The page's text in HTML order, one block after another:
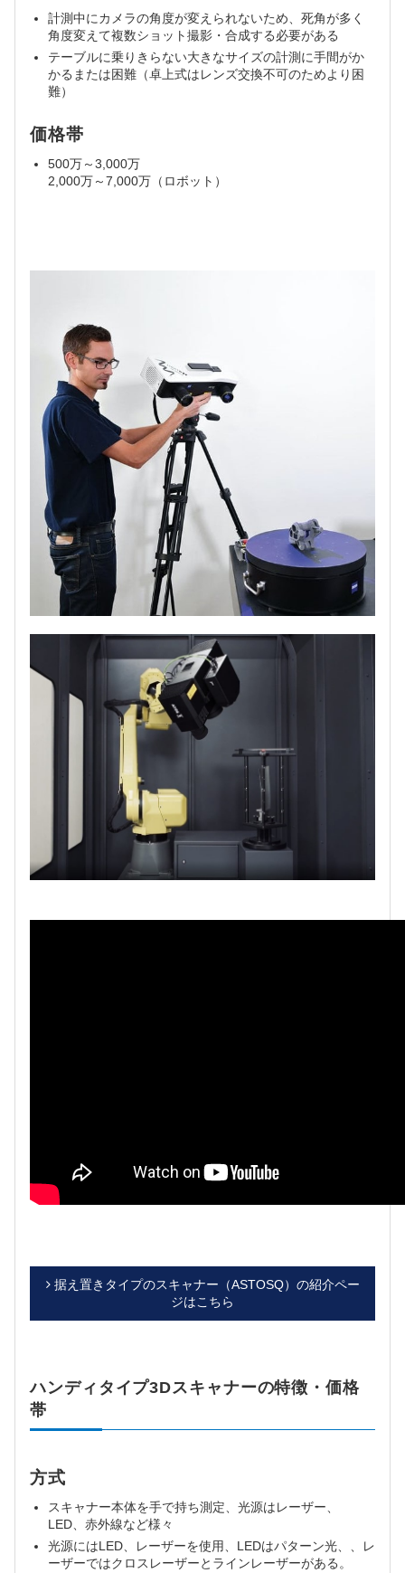
計測中にカメラの角度が変えられないため、死角が多く
角度変えて複数ショット撮影・合成する必要がある
テーブルに乗りきらない大きなサイズの計測に手間がか
かるまたは困難（卓上式はレンズ交換不可のためより困
難）
価格帯
500万～3,000万
2,000万～7,000万（ロボット）
据え置きタイプのスキャナー（ASTOSQ）の紹介ペー
ジはこちら
ハンディタイプ3Dスキャナーの特徴・価格
帯
方式
スキャナー本体を手で持ち測定、光源はレーザー、
LED、赤外線など様々
光源にはLED、レーザーを使用、LEDはパターン光、、レ
ーザーではクロスレーザーとラインレーザーがある。